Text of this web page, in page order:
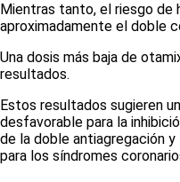
Mientras tanto, el riesgo de
aproximadamente el doble
Una dosis más baja de
resultados.
Estos resultados sugieren
desfavorable para la
de la doble antiagregación
para los síndromes